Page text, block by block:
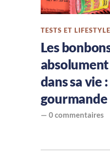
TESTS ET LIFESTYLE
Les
dans sa vie
gourmande
— 0 commentaires